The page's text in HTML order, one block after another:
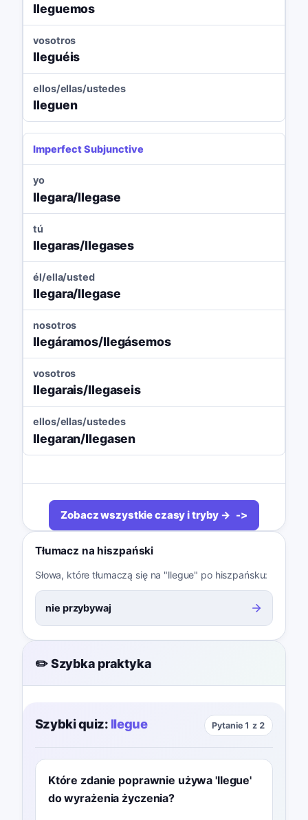
lleguemos
vosotros
lleguéis
ellos/ellas/ustedes
lleguen
Imperfect Subjunctive
yo
llegara/llegase
tú
llegaras/llegases
él/ella/usted
llegara/llegase
nosotros
llegáramos/llegásemos
vosotros
llegarais/llegaseis
ellos/ellas/ustedes
llegaran/llegasen
Zobacz wszystkie czasy i tryby →
Tłumacz na hiszpański
Słowa, które tłumaczą się na "llegue" po hiszpańsku:
nie przybywaj
✏️ Szybka praktyka
Szybki quiz: llegue Pytanie 1 z 2
Które zdanie poprawnie używa 'llegue'
do wyrażenia życzenia?